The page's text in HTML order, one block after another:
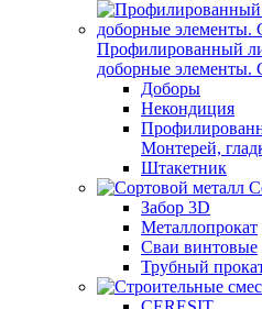
Профилированный
доборные элементы.
Доборы
Некондиция
Монтерей,
Штакетник
Забор 3D
Металлопрокат
Сваи винтовые
Трубный